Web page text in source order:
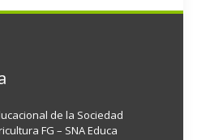
de la Sociedad
FG – SNA Educa